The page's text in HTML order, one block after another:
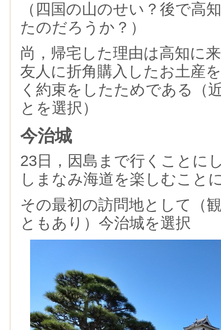
（四国の山のせい？後で高
たのだろうか？）
尚，帰宅した理由は高知に
友人に折角購入したお土産
く約束をしたためである（
とを選択）
今治城
23日，因島まで行くことに
しまなみ海道を楽しむこと
その最初の訪問地として（
ともあり）今治城を選択